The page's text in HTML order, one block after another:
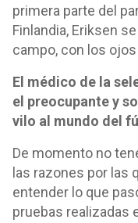
primera parte del
Finlandia, Eriksen
campo, con los
El médico de la
el preocupante y
vilo al mundo del
De momento no
las razones por las
entender lo que
pruebas realizadas